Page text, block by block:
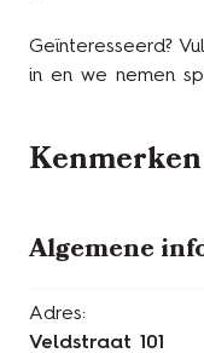
Geïnteresseerd?
in en we nemen
Kenmerken
Algemene
Adres:
Veldstraat 101